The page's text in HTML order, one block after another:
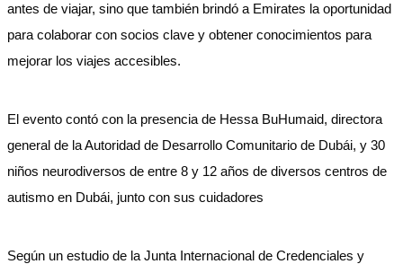
antes de viajar, sino que también brindó a Emirates la oportunidad
para colaborar con socios clave y obtener conocimientos para
mejorar los viajes accesibles.
El evento contó con la presencia de Hessa BuHumaid, directora
general de la Autoridad de Desarrollo Comunitario de Dubái, y 30
niños neurodiversos de entre 8 y 12 años de diversos centros de
autismo en Dubái, junto con sus cuidadores
Según un estudio de la Junta Internacional de Credenciales y